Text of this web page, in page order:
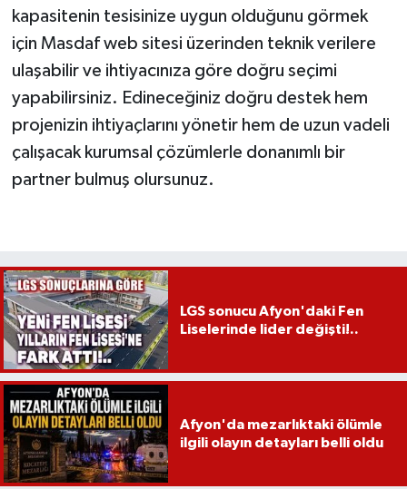
kapasitenin tesisinize uygun olduğunu görmek
için Masdaf web sitesi üzerinden teknik verilere
ulaşabilir ve ihtiyacınıza göre doğru seçimi
yapabilirsiniz. Edineceğiniz doğru destek hem
projenizin ihtiyaçlarını yönetir hem de uzun vadeli
çalışacak kurumsal çözümlerle donanımlı bir
partner bulmuş olursunuz.
LGS sonucu Afyon'daki Fen
Liselerinde lider değişti!..
Afyon'da mezarlıktaki ölümle
ilgili olayın detayları belli oldu